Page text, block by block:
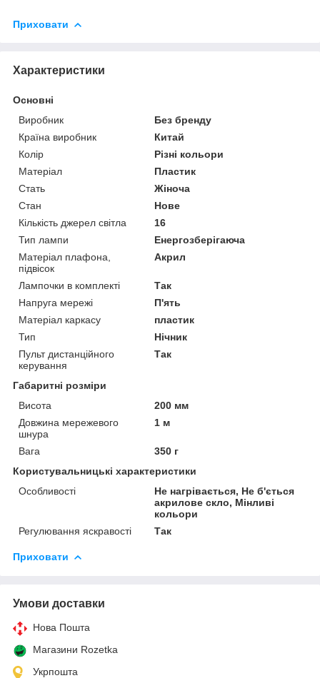
Приховати
Характеристики
Основні
Виробник
Без бренду
Країна виробник
Китай
Колір
Різні кольори
Матеріал
Пластик
Стать
Жіноча
Стан
Нове
Кількість джерел світла
16
Тип лампи
Енергозберігаюча
Матеріал плафона,
підвісок
Акрил
Лампочки в комплекті
Так
Напруга мережі
П'ять
Матеріал каркасу
пластик
Тип
Нічник
Пульт дистанційного
керування
Так
Габаритні розміри
Висота
200 мм
Довжина мережевого
шнура
1 м
Вага
350 г
Користувальницькі характеристики
Особливості
Не нагрівається, Не б'ється
акрилове скло, Мінливі
кольори
Регулювання яскравості
Так
Приховати
Умови доставки
Нова Пошта
Магазини Rozetka
Укрпошта